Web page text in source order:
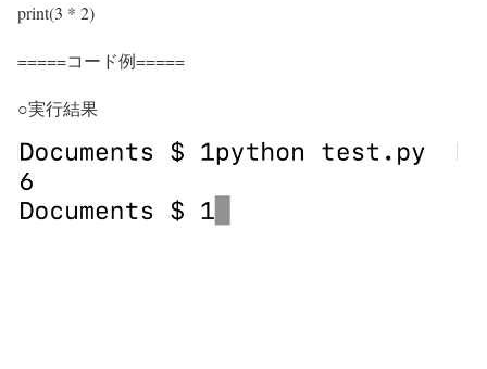
print(3 * 2)
=====コード例=====
○実行結果